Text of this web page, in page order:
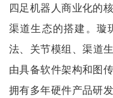
四足机器人商业化的
渠道生态的搭建。璇
法、关节模组、渠道
由具备软件架构和图
拥有多年硬件产品研